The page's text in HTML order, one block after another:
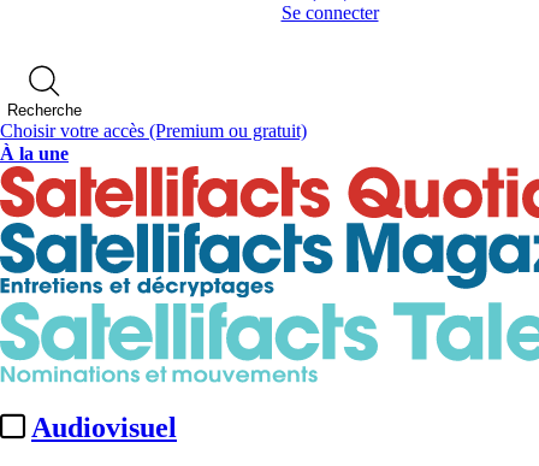
Se connecter
Recherche
Choisir votre accès (Premium ou gratuit)
À la une
Audiovisuel